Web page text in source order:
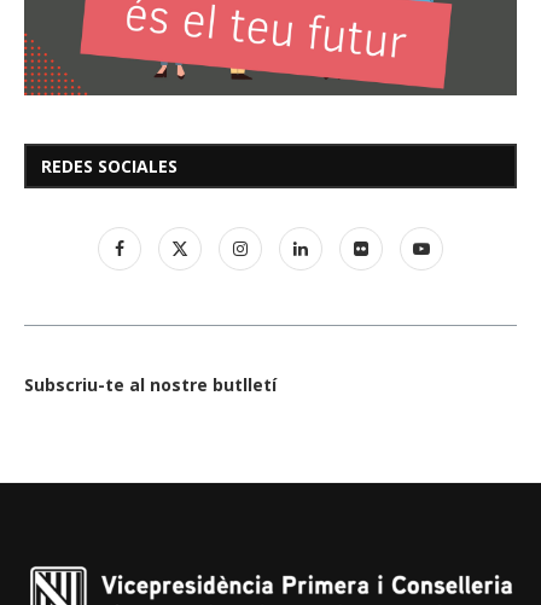
REDES SOCIALES
Subscriu-te al nostre butlletí